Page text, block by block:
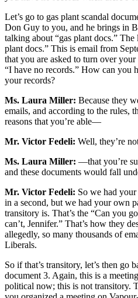
Let’s go to gas plant scandal
Don Guy to you, and he brings in
talking about “gas plant docs.”
plant docs.” This is email from
that you are asked to turn over
“I have no records.” How can you
your records?
Ms. Laura Miller: Because they
emails, and according to the rules,
reasons that you’re able—
Mr. Victor Fedeli: Well, they’re
Ms. Laura Miller: —that you’re
and these documents would fall
Mr. Victor Fedeli: So we had
in a second, but we had your own
transitory is. That’s the “Can you
can’t, Jennifer.” That’s how they
allegedly, so many thousands of
Liberals.
So if that’s transitory, let’s then go
document 3. Again, this is a
political now; this is not transitory.